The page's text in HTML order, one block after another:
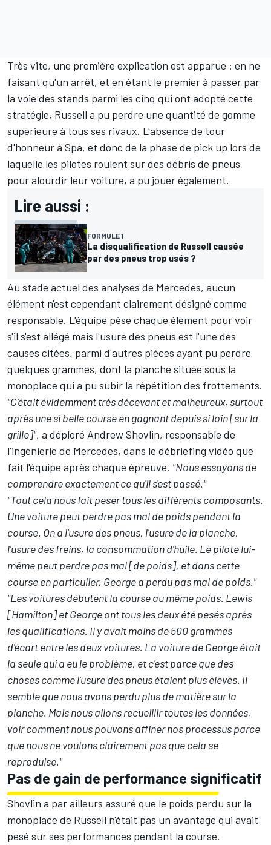
Très vite, une première explication est apparue : en ne
faisant qu'un arrêt, et en étant le premier à passer par
la voie des stands parmi les cinq qui ont adopté cette
stratégie, Russell a pu perdre une quantité de gomme
supérieure à tous ses rivaux. L'absence de tour
d'honneur à Spa, et donc de la phase de pick up lors de
laquelle les pilotes roulent sur des débris de pneus
pour alourdir leur voiture, a pu jouer également.
Lire aussi :
FORMULE 1
La disqualification de Russell causée
par des pneus trop usés ?
Au stade actuel des analyses de Mercedes, aucun
élément n'est cependant clairement désigné comme
responsable. L'équipe pèse chaque élément pour voir
s'il s'est allégé mais l'usure des pneus est l'une des
causes citées, parmi d'autres pièces ayant pu perdre
quelques grammes, dont la planche située sous la
monoplace qui a pu subir la répétition des frottements.
"C'était évidemment très décevant et malheureux, surtout
après une si belle course en gagnant depuis si loin [sur la
grille]", a déploré Andrew Shovlin, responsable de
l'ingénierie de Mercedes, dans le débriefing vidéo que
fait l'équipe après chaque épreuve. "Nous essayons de
comprendre exactement ce qu'il s'est passé."
"Tout cela nous fait peser tous les différents composants.
Une voiture peut perdre pas mal de poids pendant la
course. On a l'usure des pneus, l'usure de la planche,
l'usure des freins, la consommation d'huile. Le pilote lui-
même peut perdre pas mal [de poids], et dans cette
course en particulier, George a perdu pas mal de poids."
"Les voitures débutent la course au même poids. Lewis
[Hamilton] et George ont tous les deux été pesés après
les qualifications. Il y avait moins de 500 grammes
d'écart entre les deux voitures. La voiture de George était
la seule qui a eu le problème, et c'est parce que des
choses comme l'usure des pneus étaient plus élevés. Il
semble que nous avons perdu plus de matière sur la
planche. Mais nous allons recueillir toutes les données,
voir comment nous pouvons affiner nos processus parce
que nous ne voulons clairement pas que cela se
reproduise."
Pas de gain de performance significatif
Shovlin a par ailleurs assuré que le poids perdu sur la
monoplace de Russell n'était pas un avantage qui avait
pesé sur ses performances pendant la course.